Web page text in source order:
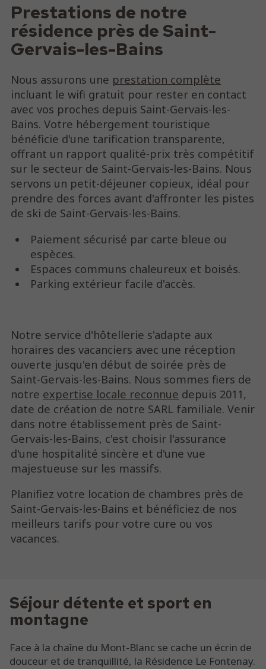
Prestations de notre
résidence près de Saint-
Gervais-les-Bains
Nous assurons une prestation complète
incluant le wifi gratuit pour rester en contact
avec vos proches depuis Saint-Gervais-les-
Bains. Votre hébergement touristique
bénéficie d'une tarification transparente,
offrant un rapport qualité-prix très compétitif
sur le secteur de Saint-Gervais-les-Bains. Nous
servons un petit-déjeuner copieux, idéal pour
prendre des forces avant d'affronter les pistes
de ski de Saint-Gervais-les-Bains.
Paiement sécurisé par carte bleue ou
espèces.
Espaces communs chaleureux et boisés.
Parking extérieur facile d'accès.
Notre service d'hôtellerie s'adapte aux
horaires des vacanciers avec une réception
ouverte jusqu'en début de soirée près de
Saint-Gervais-les-Bains. Nous sommes fiers de
notre expertise locale reconnue depuis 2011,
date de création de notre SARL familiale. Venir
dans notre établissement près de Saint-
Gervais-les-Bains, c'est choisir l'assurance
d'une hospitalité sincère et d'une vue
majestueuse sur les massifs.
Planifiez votre location de chambres près de
Saint-Gervais-les-Bains et bénéficiez de nos
meilleurs tarifs pour votre cure ou vos
vacances.
Séjour détente et sport en
montagne
Face à la chaîne du Mont-Blanc se cache un écrin de
douceur et de tranquillité, la Résidence Le Fontenay.